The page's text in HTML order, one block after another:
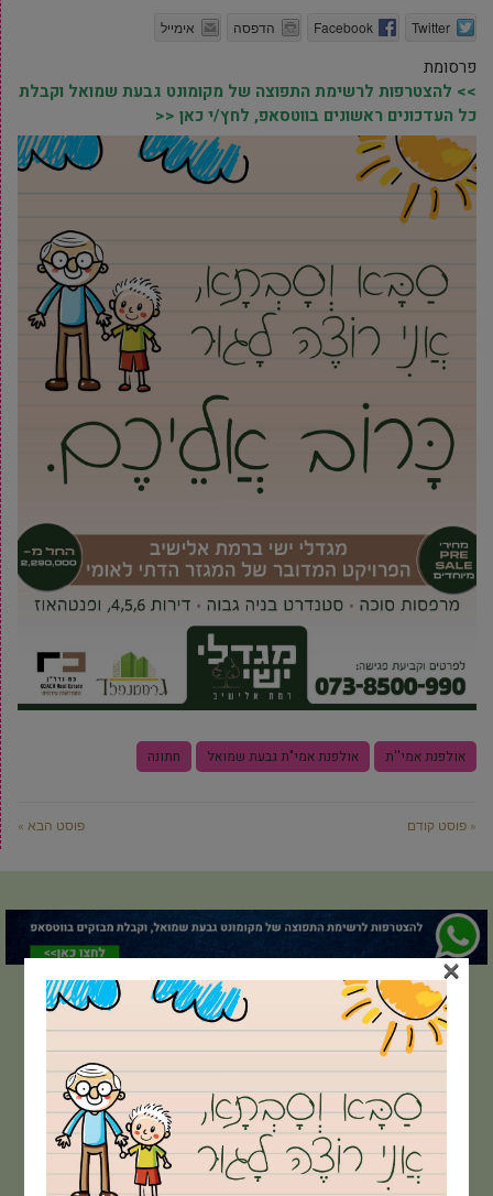
Twitter
Facebook הדפסה אימייל
פרסומת
>> להצטרפות לרשימת התפוצה של מקומונט גבעת שמואל וקבלת
כל העדכונים ראשונים בווטסאפ, לחץ/י כאן <<
אולפנת אמי''ת אולפנת אמי"ת גבעת שמואל חתונה
« פוסט קודם פוסט הבא »
×